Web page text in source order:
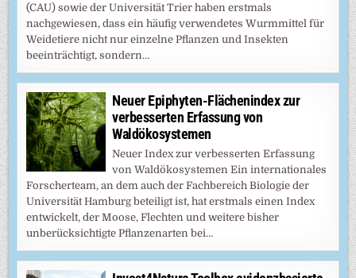
(CAU) sowie der Universität Trier haben erstmals
nachgewiesen, dass ein häufig verwendetes Wurmmittel für
Weidetiere nicht nur einzelne Pflanzen und Insekten
beeinträchtigt, sondern…
Neuer Epiphyten-Flächenindex zur
verbesserten Erfassung von
Waldökosystemen
Neuer Index zur verbesserten Erfassung
von Waldökosystemen Ein internationales
Forscherteam, an dem auch der Fachbereich Biologie der
Universität Hamburg beteiligt ist, hat erstmals einen Index
entwickelt, der Moose, Flechten und weitere bisher
unberücksichtigte Pflanzenarten bei…